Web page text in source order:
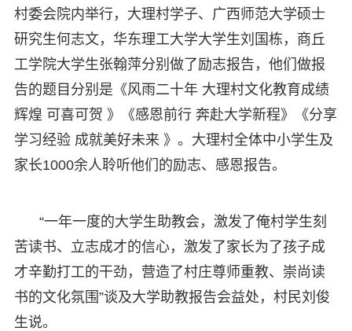
村委会院内举行，大理村学子、广西师范大学硕士
研究生何志文，华东理工大学大学生刘国栋，商丘
工学院大学生张翰萍分别做了励志报告，他们做报
告的题目分别是《风雨二十年 大理村文化教育成绩
辉煌 可喜可贺 》《感恩前行 奔赴大学新程》《分享
学习经验 成就美好未来 》。大理村全体中小学生及
家长1000余人聆听他们的励志、感恩报告。
“一年一度的大学生助教会，激发了俺村学生刻
苦读书、立志成才的信心，激发了家长为了孩子成
才辛勤打工的干劲，营造了村庄尊师重教、崇尚读
书的文化氛围”谈及大学助教报告会益处，村民刘俊
生说。